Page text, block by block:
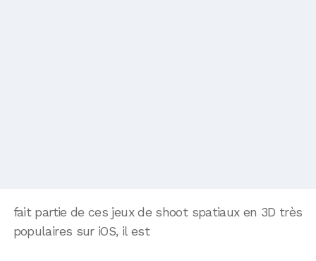
fait partie de ces jeux de shoot spatiaux en 3D très
populaires sur iOS, il est